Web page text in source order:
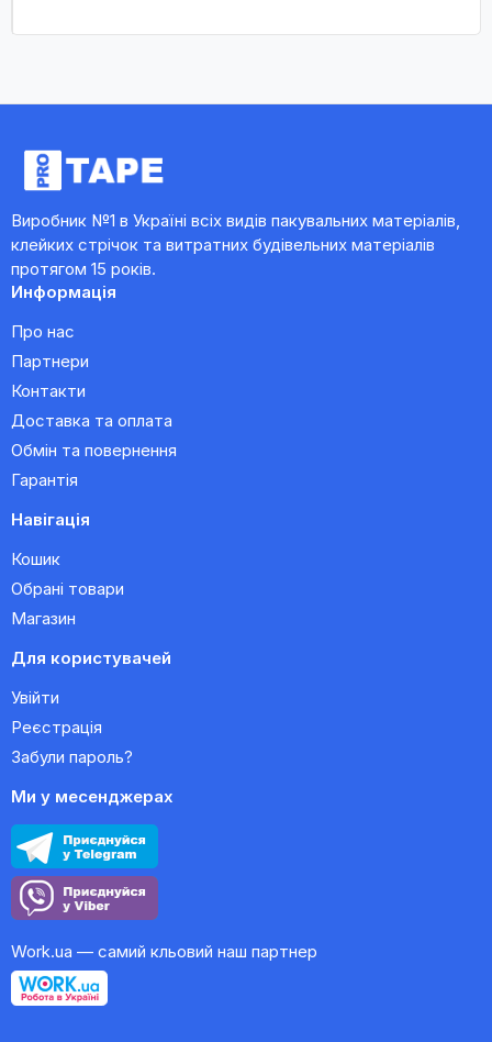
Виробник №1 в Україні всіх видів пакувальних матеріалів,
клейких стрічок та витратних будівельних матеріалів
протягом 15 років.
Информація
Про нас
Партнери
Контакти
Доставка та оплата
Обмін та повернення
Гарантія
Навігація
Кошик
Обрані товари
Магазин
Для користувачей
Увійти
Реєстрація
Забули пароль?
Ми у месенджерах
Work.ua — самий кльовий наш партнер